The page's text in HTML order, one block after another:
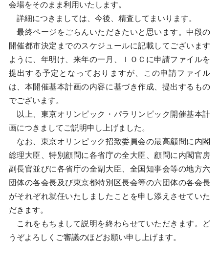
会場をそのまま利用いたします。
詳細につきましては、今後、精査してまいります。
最終ページをごらんいただきたいと思います。中段の
開催都市決定までのスケジュールに記載してございます
ように、年明け、来年の一月、ＩＯＣに申請ファイルを
提出する予定となっておりますが、この申請ファイル
は、本開催基本計画の内容に基づき作成、提出するもの
でございます。
以上、東京オリンピック・パラリンピック開催基本計
画につきましてご説明申し上げました。
なお、東京オリンピック招致委員会の最高顧問に内閣
総理大臣、特別顧問に各省庁の全大臣、顧問に内閣官房
副長官並びに各省庁の全副大臣、全国知事会等の地方六
団体の各会長及び東京都特別区長会等の六団体の各会長
がそれぞれ就任いたしましたことを申し添えさせていた
だきます。
これをもちまして説明を終わらせていただきます。ど
うぞよろしくご審議のほどお願い申し上げます。